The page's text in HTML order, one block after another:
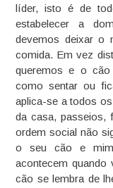
líder, isto é de
estabelecer a
devemos deixar o
comida. Em vez
queremos e o cão
como sentar ou
aplica-se a todos
da casa, passeios,
ordem social não
o seu cão e
acontecem
cão se lembra de